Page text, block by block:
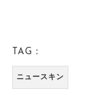
TAG：
ニュースキン